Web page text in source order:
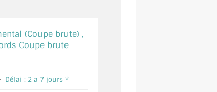
(Coupe brute) ,
Coupe brute
Délai : 2 a 7 jours *